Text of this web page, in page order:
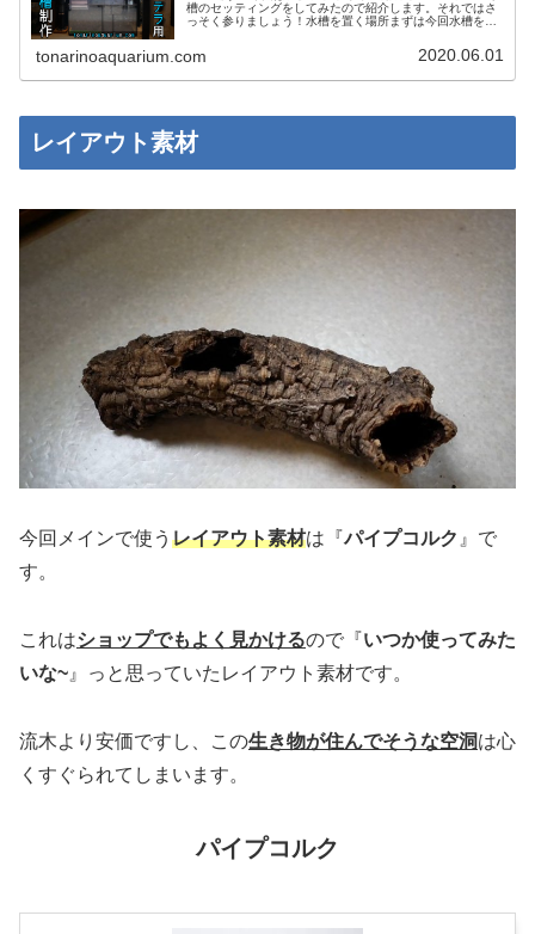
槽のセッティングをしてみたので紹介します。それではさ
っそく参りましょう！水槽を置く場所まずは今回水槽を設
tonarinoaquarium.com 2020.06.01
レイアウト素材
今回メインで使う レイアウト素材は『パイプコルク 』で
す。
これはショップでもよく見かけるので『いつか使ってみた
いな~ 』っと思っていたレイアウト素材です。
流木より安価ですし、この生き物が住んでそうな空洞は心
くすぐられてしまいます。
パイプコルク